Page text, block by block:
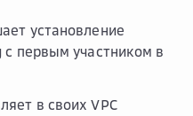
установление
с первым участником в
в своих VPC